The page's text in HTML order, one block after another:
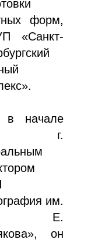
форм,
«Санкт-
в начале
г.
им.
Е.
он